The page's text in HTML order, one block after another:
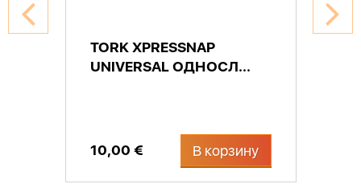
TORK XPRESSNAP
UNIVERSAL ОДНОСЛ...
10,00 € В корзину